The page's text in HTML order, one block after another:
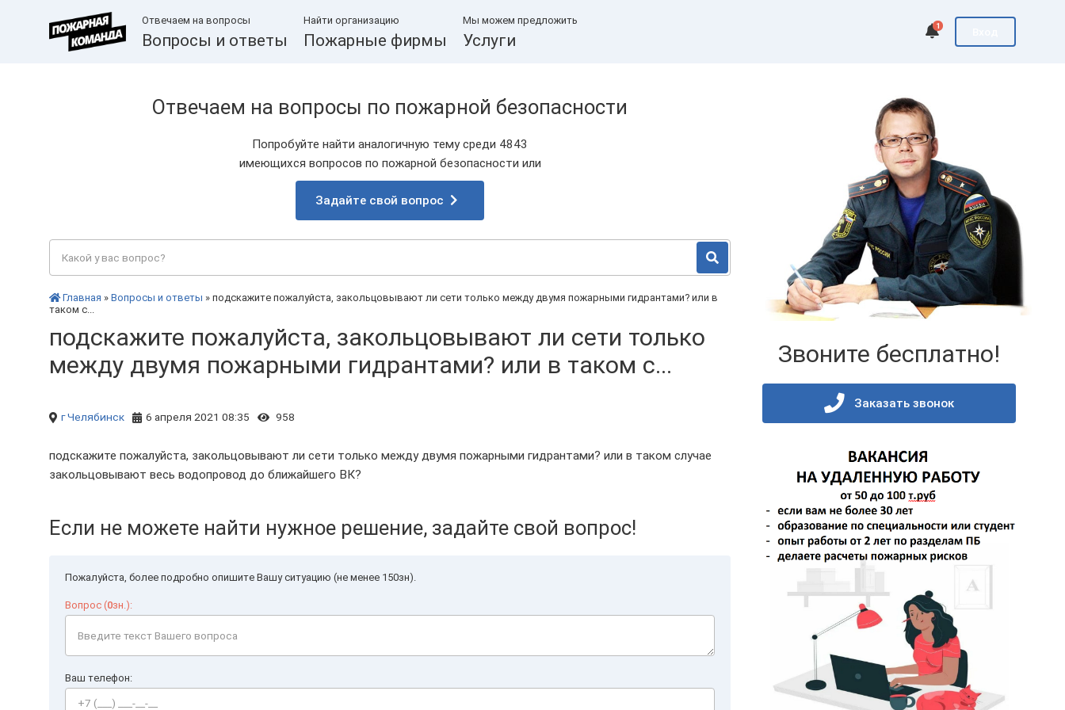
Отвечаем на вопросы
Вопросы и ответы
Найти организацию
Пожарные фирмы
Мы можем предложить
Услуги
1
Отвечаем на вопросы по пожарной безопасности
Попробуйте найти аналогичную тему среди 4843
имеющихся вопросов по пожарной безопасности или
Задайте свой вопрос
Главная » Вопросы и ответы » подскажите пожалуйста, закольцовывают ли сети только между двумя пожарными гидрантами? или в
таком с...
подскажите пожалуйста, закольцовывают ли сети только
между двумя пожарными гидрантами? или в таком с...
г Челябинск 6 апреля 2021 08:35 958
подскажите пожалуйста, закольцовывают ли сети только между двумя пожарными гидрантами? или в таком случае
закольцовывают весь водопровод до ближайшего ВК?
Если не можете найти нужное решение, задайте свой вопрос!
Пожалуйста, более подробно опишите Вашу ситуацию (не менее 150зн).
Вопрос (0зн.):
Ваш телефон:
Звоните бесплатно!
Заказать звонок